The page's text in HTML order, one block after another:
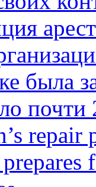
была
почти
repair